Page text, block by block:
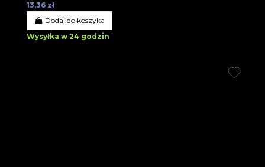
13,36 zł
Dodaj do koszyka
Wysyłka w 24 godzin